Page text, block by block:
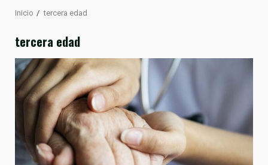
Inicio tercera edad
tercera edad